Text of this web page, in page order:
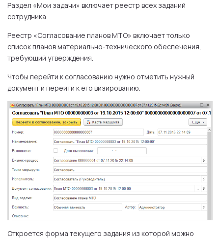
Раздел «Мои задачи» включает реестр всех заданий
сотрудника.
Реестр «Согласование планов МТО» включает только
список планов материально-технического обеспечения,
требующий утверждения.
Чтобы перейти к согласованию нужно отметить нужный
документ и перейти к его визированию.
Откроется форма текущего задания из которой можно